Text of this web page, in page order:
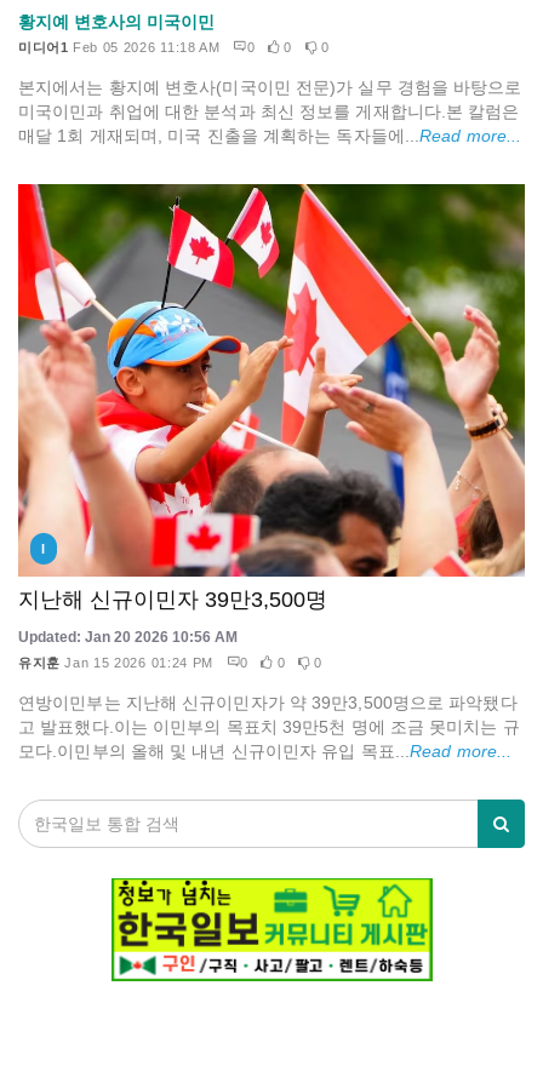
황지예 변호사의 미국이민
미디어1 Feb 05 2026 11:18 AM 0 0 0
본지에서는 황지예 변호사(미국이민 전문)가 실무 경험을 바탕으로
미국이민과 취업에 대한 분석과 최신 정보를 게재합니다.본 칼럼은
매달 1회 게재되며, 미국 진출을 계획하는 독자들에...Read more...
I
지난해 신규이민자 39만3,500명
Updated: Jan 20 2026 10:56 AM
유지훈 Jan 15 2026 01:24 PM 0 0 0
연방이민부는 지난해 신규이민자가 약 39만3,500명으로 파악됐다
고 발표했다.이는 이민부의 목표치 39만5천 명에 조금 못미치는 규
모다.이민부의 올해 및 내년 신규이민자 유입 목표...Read more...